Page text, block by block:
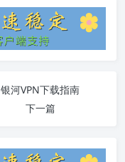
银河VPN下载指南
下一篇